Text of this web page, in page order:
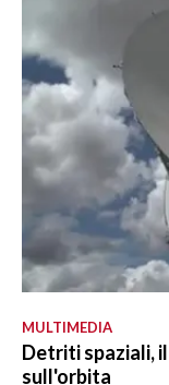
MULTIMEDIA
Detriti spaziali,
sull'orbita